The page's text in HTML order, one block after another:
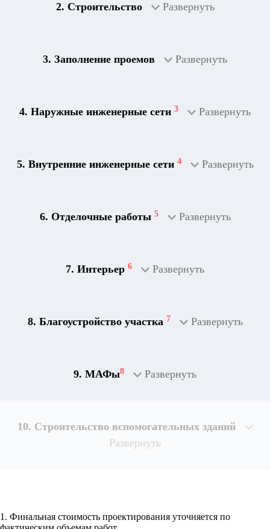
2. Строительство Развернуть
3. Заполнение проемов Развернуть
4. Наружные инженерные сети 3 Развернуть
5. Внутренние инженерные сети 4 Развернуть
6. Отделочные работы 5 Развернуть
7. Интерьер 6 Развернуть
8. Благоустройство участка 7 Развернуть
9. МАФы8 Развернуть
10. Строительство вспомогательных зданий
Развернуть
Рассчитывается индивидуально
1. Финальная стоимость проектирования уточняется по